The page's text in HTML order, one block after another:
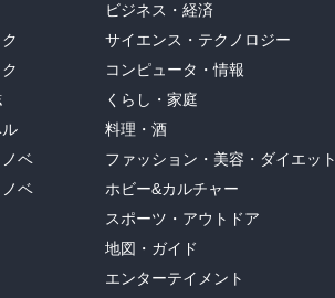
ベ
ベ
ビジネス・経済
サイエンス・テクノロジー
コンピュータ・情報
くらし・家庭
料理・酒
ファッション・美容・ダイエット
ホビー&カルチャー
スポーツ・アウトドア
地図・ガイド
エンターテイメント